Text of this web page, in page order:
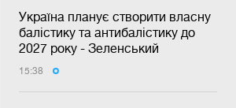
Україна планує створити власну
балістику та антибалістику до
2027 року - Зеленський
15:38